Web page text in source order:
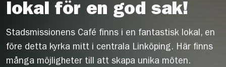
lokal för en god sak!
Stadsmissionens Café finns i en fantastisk lokal, en
före detta kyrka mitt i centrala Linköping. Här finns
många möjligheter till att skapa unika möten.